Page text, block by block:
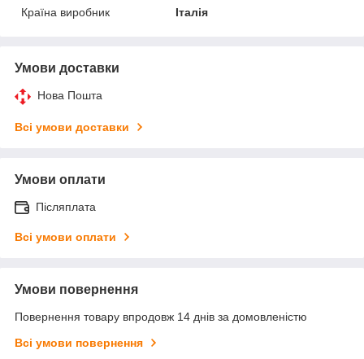
Країна виробник
Італія
Умови доставки
Нова Пошта
Всі умови доставки
Умови оплати
Післяплата
Всі умови оплати
Умови повернення
Повернення товару впродовж 14 днів за домовленістю
Всі умови повернення